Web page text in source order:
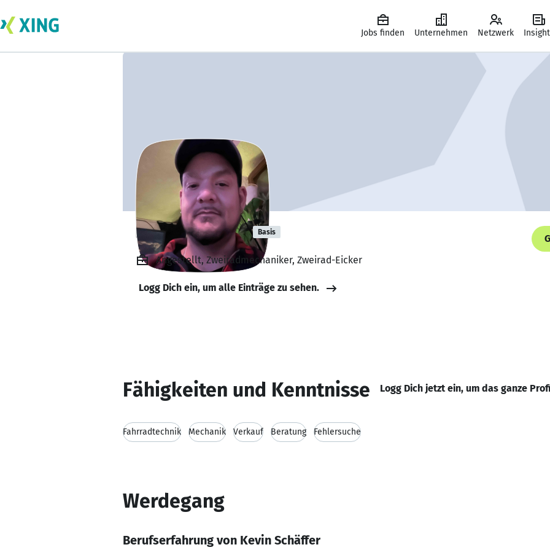
Jobs finden Unternehmen Netzwerk
Kevin Schäffer Basis
Angestellt, Zweiradmechaniker, Zweirad-Eicker
Logg Dich ein, um alle Einträge zu sehen.
Fähigkeiten und Kenntnisse Logg Dich jetzt ein, um das ganze
Fahrradtechnik Mechanik Verkauf Beratung Fehlersuche
Werdegang
Berufserfahrung von Kevin Schäffer